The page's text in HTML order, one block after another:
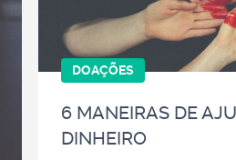
DOAÇÕES
6 MANEIRAS DE
DINHEIRO